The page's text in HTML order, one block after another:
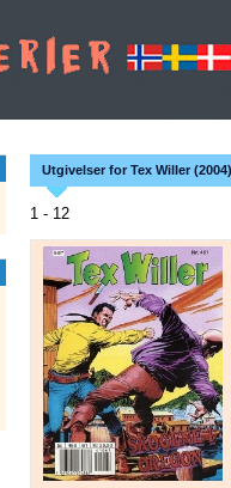
Utgivelser for Tex Willer (2004)
1 - 12